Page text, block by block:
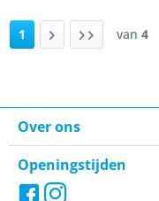
1 van 4
Over ons
Openingstijden